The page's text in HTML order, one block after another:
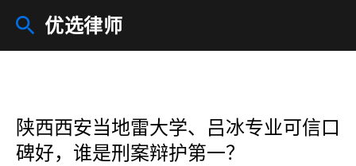
优选律师
陕西西安当地雷大学、吕冰专业可信口
碑好，谁是刑案辩护第一？